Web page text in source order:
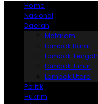
Home
Nasional
Daerah
Mataram
Lombok Barat
Lombok Tengah
Lombok Timur
Lombok Utara
Politik
Hukrim